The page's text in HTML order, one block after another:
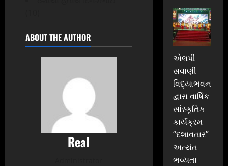
ABOUT THE AUTHOR
Real
એલપી
સવાણી
વિદ્યાભવન
દ્વારા વાર્ષિક
સાંસ્કૃતિક
કાર્યક્રમ
“દશાવતાર”
અત્યંત
ભવ્યતા